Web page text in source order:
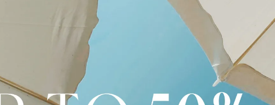
規格說明
新演繹為可貼合耳部曲線的極簡耳扣設計。俐落弧形金屬片包覆耳際，展現低
光澤，同時提升耐用性與抗氧化表現。全件使用100%再生貴金屬，兼具永續